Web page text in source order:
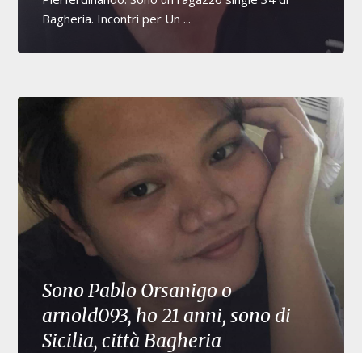
Bagheria. Incontri per Un ...
Sono Pablo Orsanigo o
arnold093, ho 21 anni, sono di
Sicilia, città Bagheria